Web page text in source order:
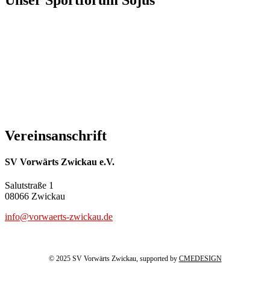
Vereinsanschrift
SV Vorwärts Zwickau e.V.
Salutstraße 1
08066 Zwickau
info@vorwaerts-zwickau.de
© 2025 SV Vorwärts Zwickau, supported by CMEDESIGN